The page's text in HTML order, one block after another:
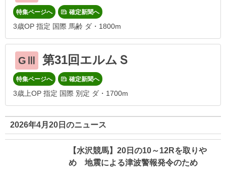
特集ページへ 確定新聞へ
3歳OP 指定 国際 馬齢 ダ・1800m
GⅢ 第31回エルムＳ
特集ページへ 確定新聞へ
3歳上OP 指定 国際 別定 ダ・1700m
2026年4月20日のニュース
【水沢競馬】20日の10～12Rを取りや
め 地震による津波警報発令のため